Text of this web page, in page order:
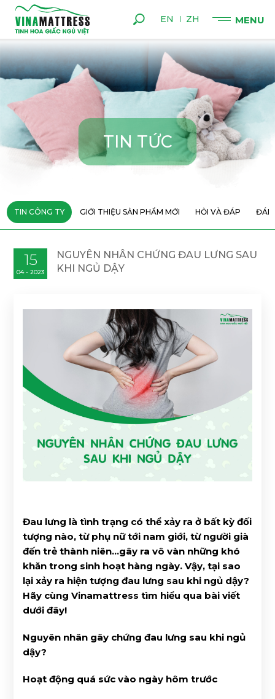
EN ZH
TIN TỨC
TIN CÔNG TY GIỚI THIỆU SẢN PHẨM MỚI HỎI VÀ ĐÁP
NGUYÊN NHÂN CHỨNG ĐAU LƯNG SAU
KHI NGỦ DẬY
15
04 - 2023
Đau lưng là tình trạng có thể xảy ra ở bất kỳ đối
tượng nào, từ phụ nữ tới nam giới, từ người già
đến trẻ thành niên…gây ra vô vàn những khó
khăn trong sinh hoạt hàng ngày. Vậy, tại sao
lại xảy ra hiện tượng đau lưng sau khi ngủ dậy?
Hãy cùng Vinamattress tìm hiểu qua bài viết
dưới đây!
Nguyên nhân gây chứng đau lưng sau khi ngủ
dậy?
Hoạt động quá sức vào ngày hôm trước